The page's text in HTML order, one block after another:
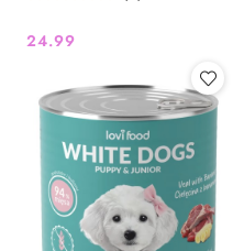
Cena:
24.99